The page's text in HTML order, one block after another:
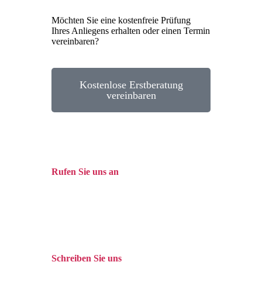
Möchten Sie eine kostenfreie Prüfung
Ihres Anliegens erhalten oder einen Termin
vereinbaren?
Kostenlose Erstberatung
vereinbaren
Rufen Sie uns an
Schreiben Sie uns